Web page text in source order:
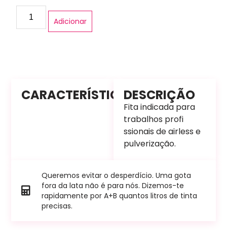
Adicionar
CARACTERÍSTICASDESCRIÇÃO
Fita indicada para
trabalhos profi
ssionais de airless e
pulverização.
Queremos evitar o desperdício. Uma gota
fora da lata não é para nós. Dizemos-te
rapidamente por A+B quantos litros de tinta
precisas.